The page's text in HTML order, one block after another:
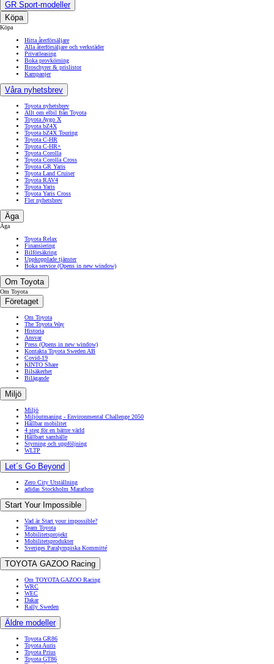
GR Sport-modeller
Köpa
Köpa
Hitta återförsäljare
Alla återförsäljare och verkstäder
Privatleasing
Boka provkörning
Broschyrer & prislistor
Kampanjer
Våra nyhetsbrev
Toyota nyhetsbrev
Allt om elbil från Toyota
Toyota Aygo X
Toyota bZ4X
Toyota bZ4X Touring
Toyota C-HR
Toyota C-HR+
Toyota Corolla
Toyota Corolla Cross
Toyota GR Yaris
Toyota Land Cruiser
Toyota RAV4
Toyota Yaris
Toyota Yaris Cross
Fler nyhetsbrev
Äga
Äga
Toyota Relax
Finansiering
Bilförsäkring
Uppkopplade tjänster
Boka service (Opens in new window)
Om Toyota
Om Toyota
Företaget
Om Toyota
The Toyota Way
Historia
Ansvar
Press (Opens in new window)
Kontakta Toyota Sweden AB
Covid-19
KINTO Share
Bilsäkerhet
Bilägande
Miljö
Miljö
Miljöutmaning - Environmental Challenge 2050
Hållbar mobilitet
4 steg för en bättre värld
Hållbart samhälle
Styrning och uppföljning
WLTP
Let´s Go Beyond
Zero City Utställning
adidas Stockholm Marathon
Start Your Impossible
Vad är Start your impossible?
Team Toyota
Mobilitetsprojekt
Mobilitetsprodukter
Sveriges Paralympiska Kommitté
TOYOTA GAZOO Racing
Om TOYOTA GAZOO Racing
WRC
WEC
Dakar
Rally Sweden
Äldre modeller
Toyota GR86
Toyota Auris
Toyota Prius
Toyota GT86